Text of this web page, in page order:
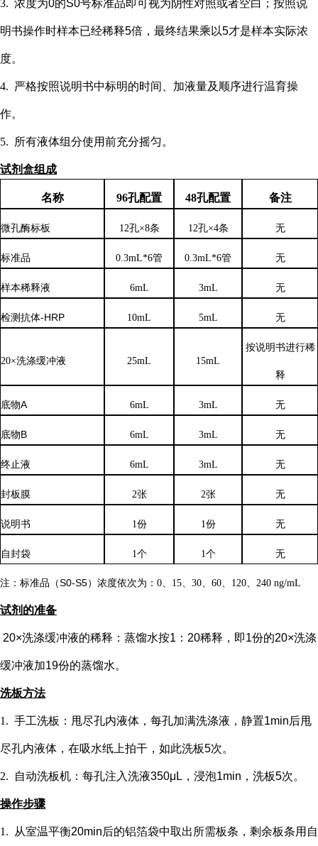
3. 浓度为0的S0号标准品即可视为阴性对照或者空白；按照说
明书操作时样本已经稀释5倍，最终结果乘以5才是样本实际浓
度。
4. 严格按照说明书中标明的时间、加液量及顺序进行温育操
作。
5. 所有液体组分使用前充分摇匀。
试剂盒组成
名称 96孔配置 48孔配置 备注
微孔酶标板 12孔×8条 12孔×4条 无
标准品 0.3mL*6管 0.3mL*6管 无
样本稀释液 6mL 3mL 无
检测抗体-HRP 10mL 5mL 无
20×洗涤缓冲液 25mL 15mL
按说明书进行稀
释
底物A 6mL 3mL 无
底物B 6mL 3mL 无
终止液 6mL 3mL 无
封板膜 2张 2张 无
说明书 1份 1份 无
自封袋 1个 1个 无
注：标准品（S0-S5）浓度依次为： 0、15、30、60、120、240 ng/mL
试剂的准备
20×洗涤缓冲液的稀释：蒸馏水按1：20稀释，即1份的20×洗涤
缓冲液加19份的蒸馏水。
洗板方法
1. 手工洗板：甩尽孔内液体，每孔加满洗涤液，静置1min后甩
尽孔内液体，在吸水纸上拍干，如此洗板5次。
2. 自动洗板机：每孔注入洗液350μL，浸泡1min，洗板5次。
操作步骤
1. 从室温平衡20min后的铝箔袋中取出所需板条，剩余板条用自